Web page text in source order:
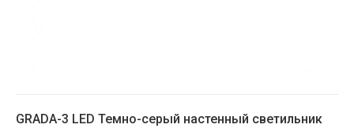
GRADA-3 LED Темно-серый настенный светильник